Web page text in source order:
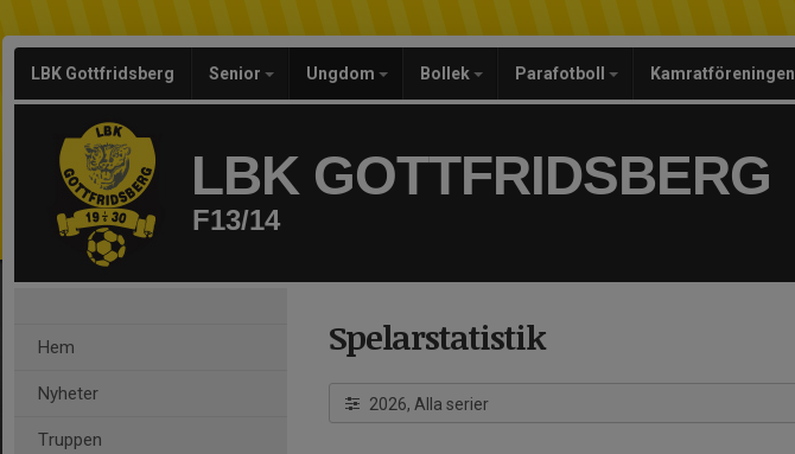
LBK Gottfridsberg Senior Ungdom Bollek Parafotboll Kamratföreningen
LBK GOTTFRIDSBERG
F13/14
Hem
Nyheter
Truppen
Spelarstatistik
2026, Alla serier